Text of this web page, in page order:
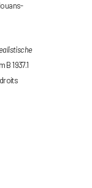
B 1937.1